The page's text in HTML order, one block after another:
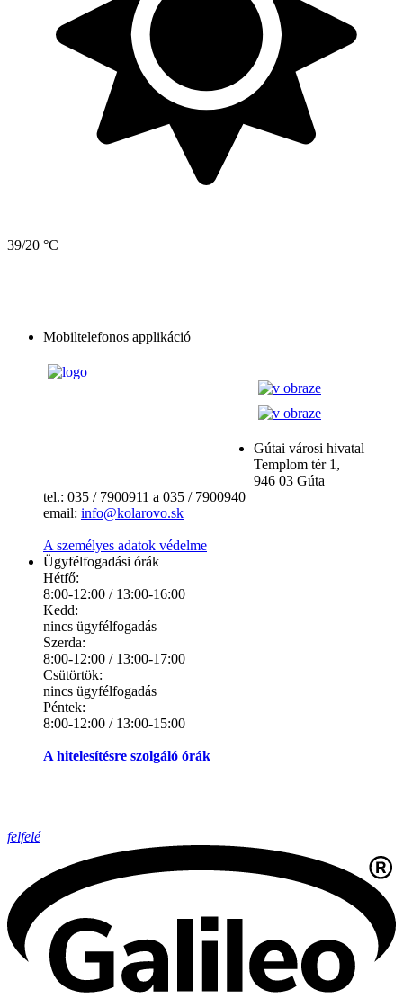
39/20 °C
Mobiltelefonos applikáció
Gútai városi hivatal
Templom tér 1,
946 03 Gúta
tel.: 035 / 7900911 a 035 / 7900940
email: info@kolarovo.sk
A személyes adatok védelme
Ügyfélfogadási órák
Hétfő:
8:00-12:00 / 13:00-16:00
Kedd:
nincs ügyfélfogadás
Szerda:
8:00-12:00 / 13:00-17:00
Csütörtök:
nincs ügyfélfogadás
Péntek:
8:00-12:00 / 13:00-15:00
A hitelesítésre szolgáló órák
felfelé